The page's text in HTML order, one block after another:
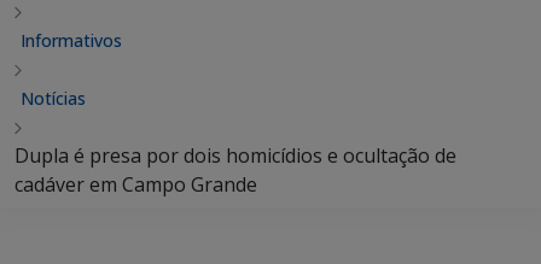
Informativos
Notícias
Dupla é presa por dois homicídios e ocultação de
cadáver em Campo Grande